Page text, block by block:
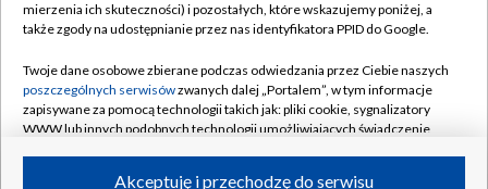
Naziemna Telewizja Cyfrowa
Rada Programowa
System NOS
Informacje o nadawcy
Pomoc
Kontakt
Kanały
mierzenia ich skuteczności) i pozostałych, które wskazujemy poniżej, a
także zgody na udostępnianie przez nas identyfikatora PPID do Google.
Twoje dane osobowe zbierane podczas odwiedzania przez Ciebie naszych
poszczególnych serwisówzwanych dalej „Portalem”, w tym informacje
zapisywane za pomocą technologii takich jak: pliki cookie, sygnalizatory
WWW lub innych podobnych technologii umożliwiających świadczenie
Akceptuję i przechodzę do serwisu